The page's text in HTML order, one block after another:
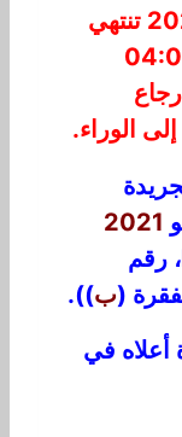
تنتهي
الوراء.
2021
(ب)).
أعلاه في